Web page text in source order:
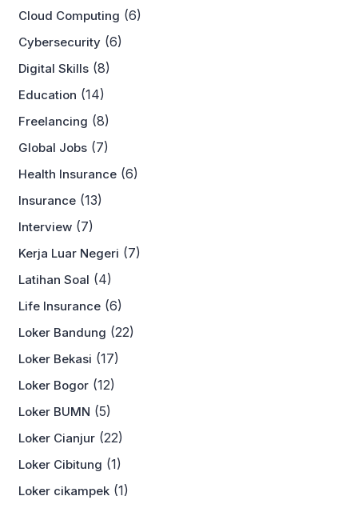
Cloud Computing (6)
Cybersecurity (6)
Digital Skills (8)
Education (14)
Freelancing (8)
Global Jobs (7)
Health Insurance (6)
Insurance (13)
Interview (7)
Kerja Luar Negeri (7)
Latihan Soal (4)
Life Insurance (6)
Loker Bandung (22)
Loker Bekasi (17)
Loker Bogor (12)
Loker BUMN (5)
Loker Cianjur (22)
Loker Cibitung (1)
Loker cikampek (1)